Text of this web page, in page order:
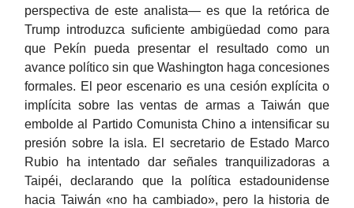
perspectiva de este analista— es que la retórica de
Trump introduzca suficiente ambigüedad como para
que Pekín pueda presentar el resultado como un
avance político sin que Washington haga concesiones
formales. El peor escenario es una cesión explícita o
implícita sobre las ventas de armas a Taiwán que
embolde al Partido Comunista Chino a intensificar su
presión sobre la isla. El secretario de Estado Marco
Rubio ha intentado dar señales tranquilizadoras a
Taipéi, declarando que la política estadounidense
hacia Taiwán «no ha cambiado», pero la historia de